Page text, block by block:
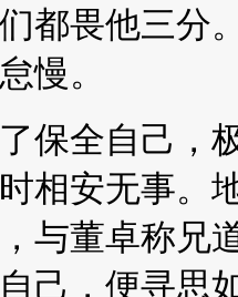
都畏他三分
慢。
保全自己，
相安无事。
与董卓称兄
己，便寻思